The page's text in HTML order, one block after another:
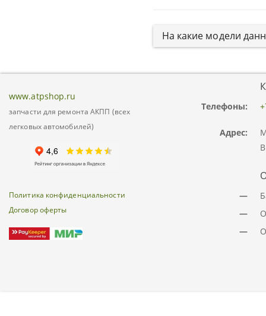
На какие модели
www.atpshop.ru
запчасти для ремонта АКПП (всех
легковых автомобилей)
Политика конфиденциальности
Договор оферты
Телефоны:
Адрес:
—
—
—